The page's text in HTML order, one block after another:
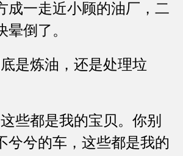
一走近小顾的油厂，二
晕倒了。
炼油，还是处理垃
都是我的宝贝。你别
兮兮的车，这些都是我的